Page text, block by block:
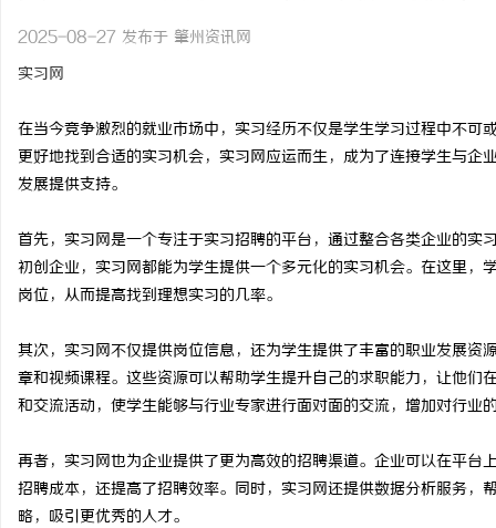
2025-08-27 发布于 肇州资讯网
实习网
在当今竞争激烈的就业市场中，实习经历不仅是学生学习过程中不
更好地找到合适的实习机会，实习网应运而生，成为了连接学生与
发展提供支持。
首先，实习网是一个专注于实习招聘的平台，通过整合各类企业的
初创企业，实习网都能为学生提供一个多元化的实习机会。在这里
岗位，从而提高找到理想实习的几率。
其次，实习网不仅提供岗位信息，还为学生提供了丰富的职业发展
章和视频课程。这些资源可以帮助学生提升自己的求职能力，让他
和交流活动，使学生能够与行业专家进行面对面的交流，增加对行业
再者，实习网也为企业提供了更为高效的招聘渠道。企业可以在平
招聘成本，还提高了招聘效率。同时，实习网还提供数据分析服务
略，吸引更优秀的人才。